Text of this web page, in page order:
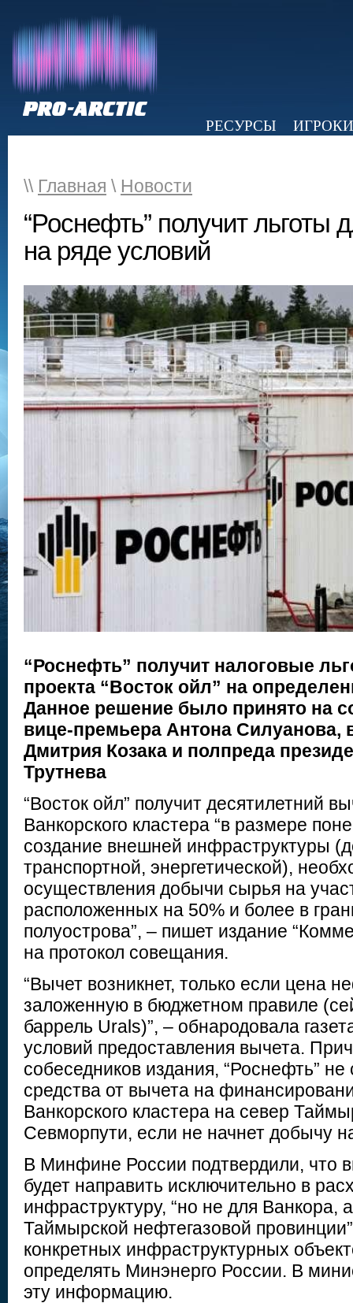
РЕСУРСЫ
ИГРОКИ
\\ Главная \ Новости
“Роснефть” получит льготы
на ряде условий
“Роснефть” получит налоговые
проекта “Восток ойл” на
Данное решение было принято на
вице-премьера Антона Силуанова,
Дмитрия Козака и полпреда
Трутнева
“Восток ойл” получит десятилетний
Ванкорского кластера “в размере
создание внешней инфраструктуры
транспортной, энергетической),
осуществления добычи сырья на
расположенных на 50% и более в
полуострова”, – пишет издание
на протокол совещания.
“Вычет возникнет, только если цена
заложенную в бюджетном правиле
баррель Urals)”, – обнародовала
условий предоставления вычета.
собеседников издания, “Роснефть”
средства от вычета на
Ванкорского кластера на север
Севморпути, если не начнет добычу
В Минфине России подтвердили, что
будет направить исключительно в
инфраструктуру, “но не для Ванкора,
Таймырской нефтегазовой
конкретных инфраструктурных
определять Минэнерго России. В
эту информацию.